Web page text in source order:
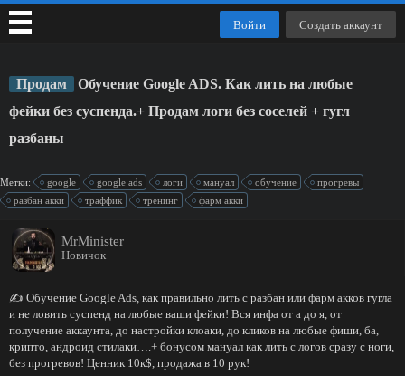
Продам
Обучение Google ADS. Как лить на любые
фейки без суспенда.+ Продам логи без соселей + гугл
разбаны
Метки: google google ads логи мануал обучение
прогревы
разбан акки
траффик тренинг фарм акки
MrMinister
Новичок
✍️ Обучение Google Ads, как правильно лить с разбан или фарм акков гугла
и не ловить суспенд на любые ваши фейки! Вся инфа от а до я, от
получение аккаунта, до настройки клоаки, до кликов на любые фиши, ба,
крипто, андроид стилаки….+ бонусом мануал как лить с логов сразу с ноги,
без прогревов! Ценник 10к$, продажа в 10 рук!
Войти Создать аккаунт